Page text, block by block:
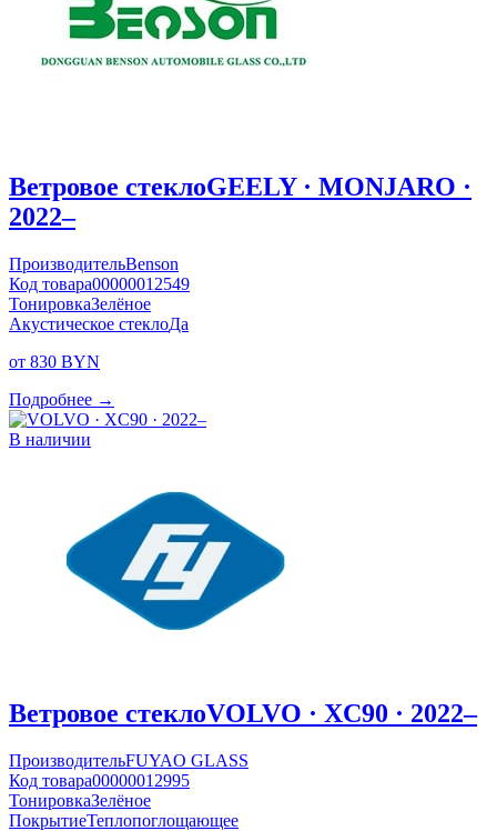
Ветровое стеклоGEELY · MONJARO ·
2022–
ПроизводительBenson
Код товара00000012549
ТонировкаЗелёное
Акустическое стеклоДа
от 830 BYN
Подробнее →
В наличии
Ветровое стеклоVOLVO · XC90 · 2022–
ПроизводительFUYAO GLASS
Код товара00000012995
ТонировкаЗелёное
ПокрытиеТеплопоглощающее